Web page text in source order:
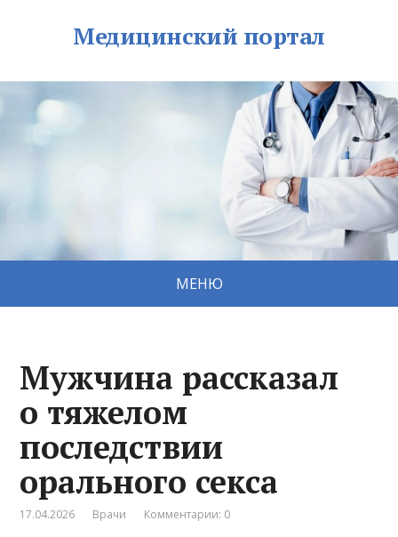
Медицинский портал
МЕНЮ
Мужчина рассказал
о тяжелом
последствии
орального секса
17.04.2026 Врачи Комментарии: 0